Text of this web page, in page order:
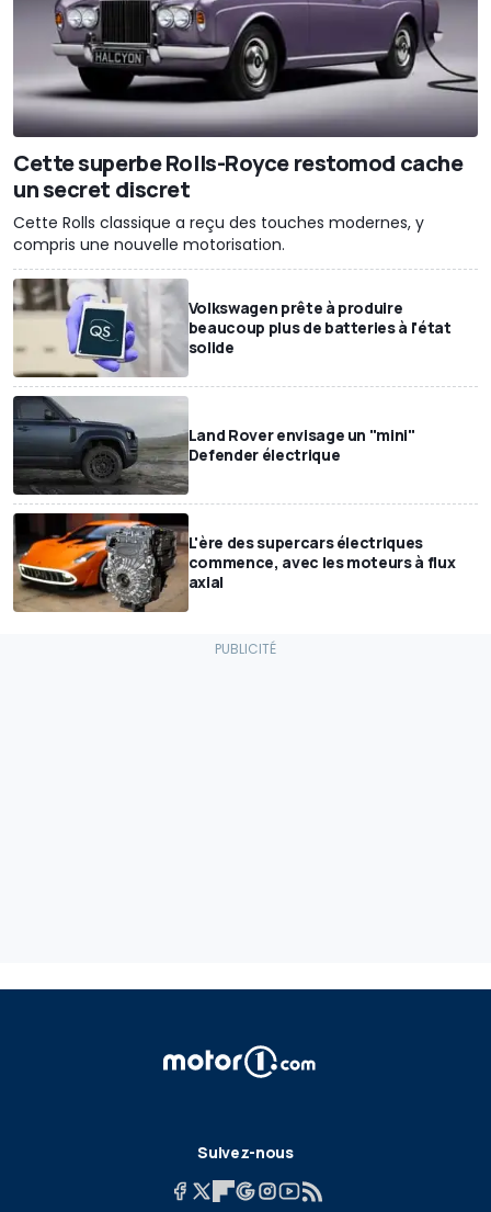
Cette superbe Rolls-Royce restomod cache
un secret discret
Cette Rolls classique a reçu des touches modernes, y
compris une nouvelle motorisation.
Volkswagen prête à produire
beaucoup plus de batteries à l'état
solide
Land Rover envisage un "mini"
Defender électrique
L'ère des supercars électriques
commence, avec les moteurs à flux
axial
Suivez-nous